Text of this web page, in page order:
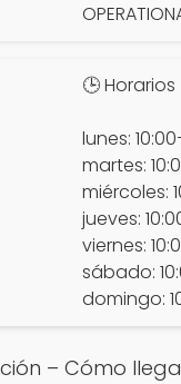
🕒 Horarios
lunes:
martes:
miércoles:
jueves:
viernes:
sábado:
domingo:
– Cómo